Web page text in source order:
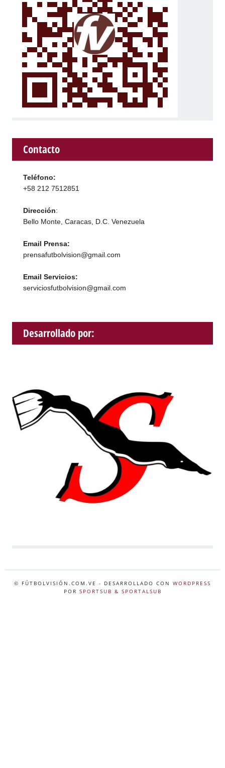
Contacto
Teléfono:
+58 212 7512851
Dirección:
Bello Monte, Caracas, D.C. Venezuela
Email Prensa:
prensafutbolvision@gmail.com
Email Servicios:
serviciosfutbolvision@gmail.com
Desarrollado por:
© FÚTBOLVISIÓN.COM.VE - DESARROLLADO CON WORDPRESS
POR SPORTSUB & SPORTALSUB